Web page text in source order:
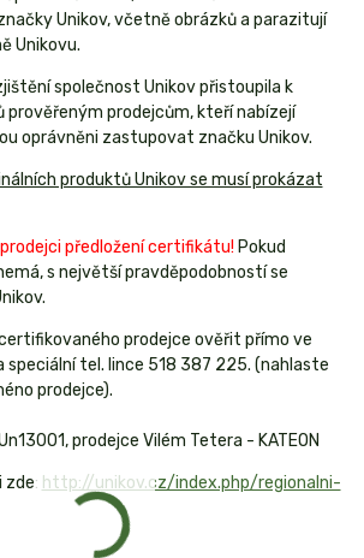
Unikov, včetně obrázků a parazitují
Unikovu.
společnost Unikov přistoupila k
prodejcům, kteří nabízejí
oprávněni zastupovat značku Unikov.
produktů Unikov se musí prokázat
předložení certifikátu! Pokud
s největší pravděpodobností se
prodejce ověřit přímo ve
speciální tel. lince 518 387 225. (nahlaste
prodejce).
prodejce Vilém Tetera - KATEON
zde: http://unikov.cz/index.php/regionalni-